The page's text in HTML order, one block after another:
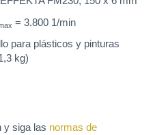
= 3.800 1/min
para plásticos y pinturas
kg)
y siga las normas de